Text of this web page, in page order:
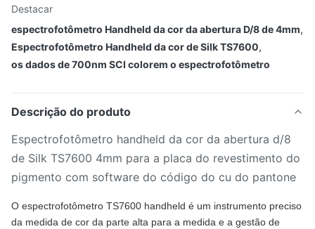
Destacar
espectrofotômetro Handheld da cor da abertura D/8 de 4mm,
Espectrofotômetro Handheld da cor de Silk TS7600,
os dados de 700nm SCI colorem o espectrofotômetro
Descrição do produto
Espectrofotômetro handheld da cor da abertura d/8
de Silk TS7600 4mm para a placa do revestimento do
pigmento com software do código do cu do pantone
O espectrofotômetro TS7600 handheld é um instrumento preciso
da medida de cor da parte alta para a medida e a gestão de